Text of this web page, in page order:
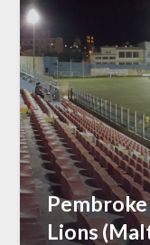
Lions